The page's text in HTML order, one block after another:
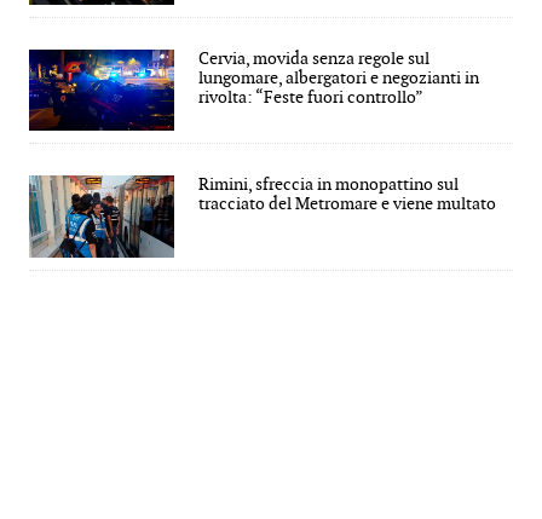
Cervia, movida senza regole sul
lungomare, albergatori e negozianti in
rivolta: “Feste fuori controllo”
Rimini, sfreccia in monopattino sul
tracciato del Metromare e viene multato